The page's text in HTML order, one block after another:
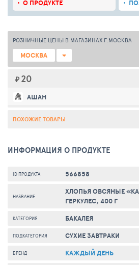
О ПРОДУКТЕ
РОЗНИЧНЫЕ ЦЕНЫ В МАГАЗИНАХ Г.МОСКВА
МОСКВА
₽ 20
АШАН
ПОХОЖИЕ ТОВАРЫ
ИНФОРМАЦИЯ О ПРОДУКТЕ
ID ПРОДУКТА 566858
НАЗВАНИЕ
ХЛОПЬЯ ОВСЯНЫЕ
ГЕРКУЛЕС, 400 Г
КАТЕГОРИЯ БАКАЛЕЯ
ПОДКАТЕГОРИЯ СУХИЕ ЗАВТРАКИ
БРЕНД КАЖДЫЙ ДЕНЬ